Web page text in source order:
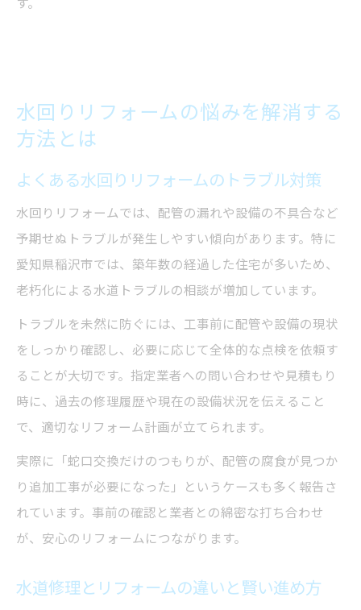
水回りリフォームの悩みを解消する
方法とは
よくある水回りリフォームのトラブル対策
水回りリフォームでは、配管の漏れや設備の不具合など
予期せぬトラブルが発生しやすい傾向があります。特に
愛知県稲沢市では、築年数の経過した住宅が多いため、
老朽化による水道トラブルの相談が増加しています。
トラブルを未然に防ぐには、工事前に配管や設備の現状
をしっかり確認し、必要に応じて全体的な点検を依頼す
ることが大切です。指定業者への問い合わせや見積もり
時に、過去の修理履歴や現在の設備状況を伝えること
で、適切なリフォーム計画が立てられます。
実際に「蛇口交換だけのつもりが、配管の腐食が見つか
り追加工事が必要になった」というケースも多く報告さ
れています。事前の確認と業者との綿密な打ち合わせ
が、安心のリフォームにつながります。
水道修理とリフォームの違いと賢い進め方